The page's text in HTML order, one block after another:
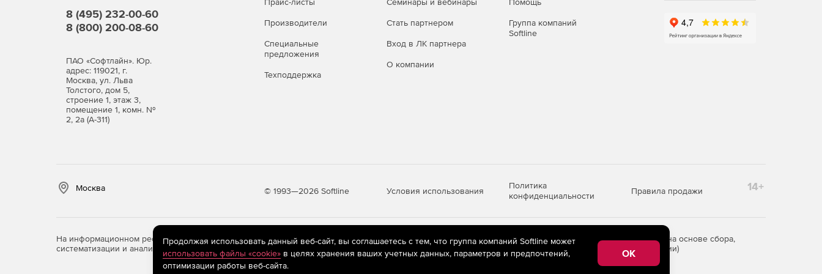
8 (495) 232-00-60
8 (800) 200-08-60
ПАО «Софтлайн». Юр.
адрес: 119021, г.
Москва, ул. Льва
Толстого, дом 5,
строение 1, этаж 3,
помещение 1, комн. №
2, 2а (А-311)
Производители
Специальные
предложения
Техподдержка
Стать партнером
Вход в ЛК партнера
О компании
Группа компаний
Softline
Москва © 1993—2026 Softline Условия использования
Политика
конфиденциальности
Правила продажи 14+
На информационном ресурсе store.softline.ru применяютсярекомендательные технологии(информационные технологии предоставления информации на основе сбора,
систематизации и анализа сведений, относящихся к предпочтениям пользователей сети «Интернет», находящихся на территории Российской Федерации)
Продолжая использовать данный веб-сайт, вы соглашаетесь с тем, что группа компаний Softline может
использовать файлы «cookie»в целях хранения ваших учетных данных, параметров и предпочтений,
оптимизации работы веб-сайта.
OK